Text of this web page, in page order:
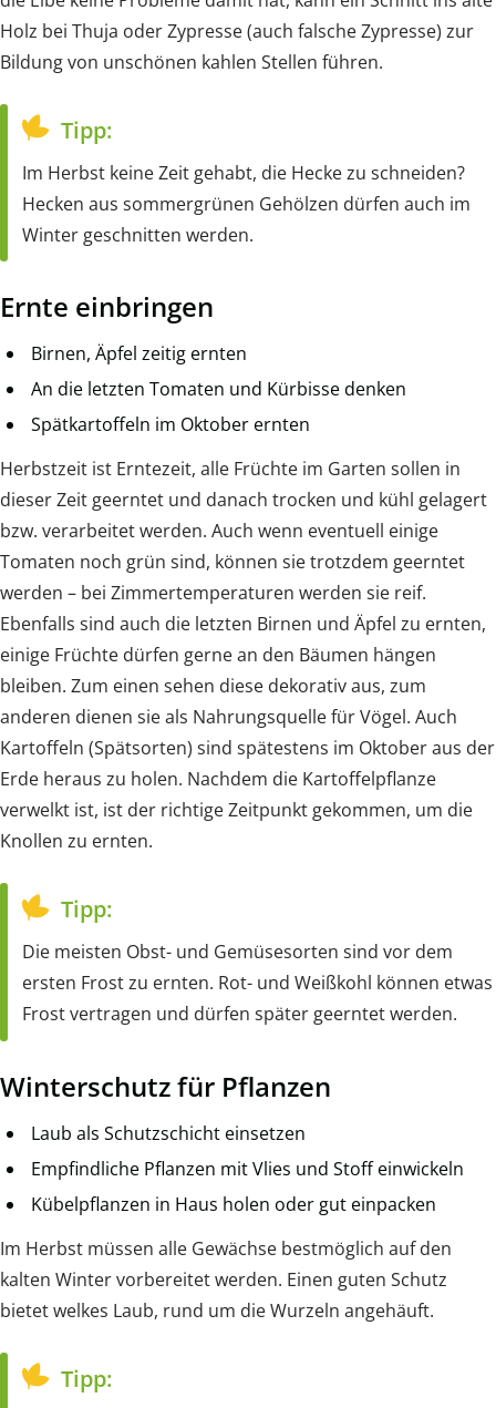
Holz bei Thuja oder Zypresse (auch falsche Zypresse) zur
Bildung von unschönen kahlen Stellen führen.
Tipp:
Im Herbst keine Zeit gehabt, die Hecke zu schneiden?
Hecken aus sommergrünen Gehölzen dürfen auch im
Winter geschnitten werden.
Ernte einbringen
Birnen, Äpfel zeitig ernten
An die letzten Tomaten und Kürbisse denken
Spätkartoffeln im Oktober ernten
Herbstzeit ist Erntezeit, alle Früchte im Garten sollen in
dieser Zeit geerntet und danach trocken und kühl gelagert
bzw. verarbeitet werden. Auch wenn eventuell einige
Tomaten noch grün sind, können sie trotzdem geerntet
werden – bei Zimmertemperaturen werden sie reif.
Ebenfalls sind auch die letzten Birnen und Äpfel zu ernten,
einige Früchte dürfen gerne an den Bäumen hängen
bleiben. Zum einen sehen diese dekorativ aus, zum
anderen dienen sie als Nahrungsquelle für Vögel. Auch
Kartoffeln (Spätsorten) sind spätestens im Oktober aus der
Erde heraus zu holen. Nachdem die Kartoffelpflanze
verwelkt ist, ist der richtige Zeitpunkt gekommen, um die
Knollen zu ernten.
Tipp:
Die meisten Obst- und Gemüsesorten sind vor dem
ersten Frost zu ernten. Rot- und Weißkohl können etwas
Frost vertragen und dürfen später geerntet werden.
Winterschutz für Pflanzen
Laub als Schutzschicht einsetzen
Empfindliche Pflanzen mit Vlies und Stoff einwickeln
Kübelpflanzen in Haus holen oder gut einpacken
Im Herbst müssen alle Gewächse bestmöglich auf den
kalten Winter vorbereitet werden. Einen guten Schutz
bietet welkes Laub, rund um die Wurzeln angehäuft.
Tipp: